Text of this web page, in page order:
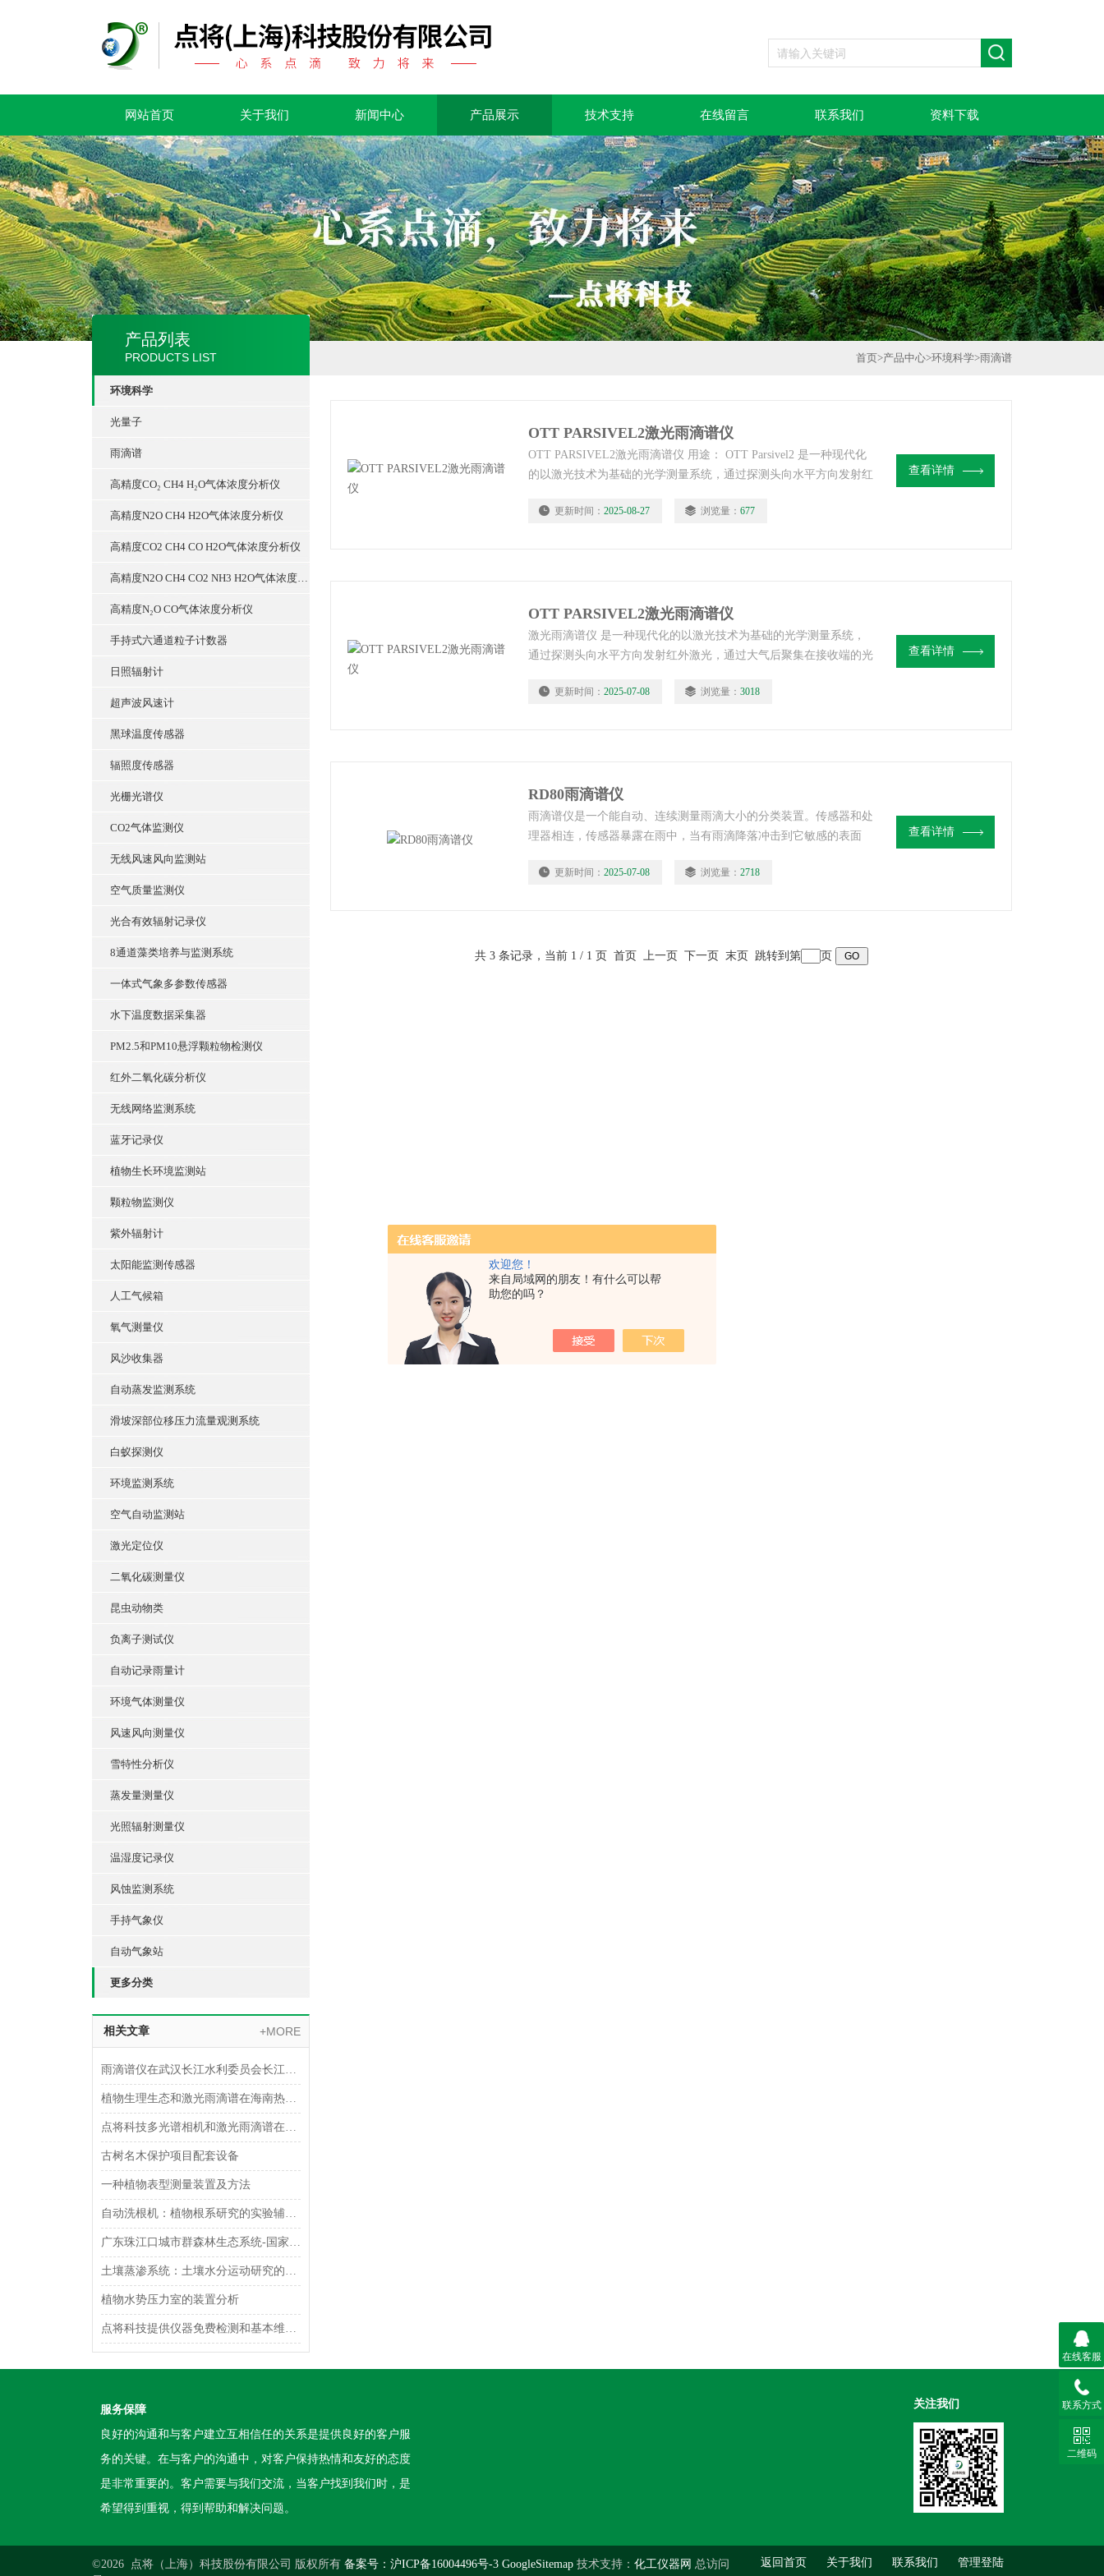
欢迎您！
来自局域网的朋友！有什么可以帮
助您的吗？
网站首页 关于我们 新闻中心 产品展示 技术支持 在线留言 联系我们 资料下载
产品列表
PRODUCTS LIST
环境科学
光量子
雨滴谱
高精度CO₂ CH4 H₂O气体浓度分析仪
高精度N2O CH4 H2O气体浓度分析仪
高精度CO2 CH4 CO H2O气体浓度分析仪
高精度N2O CH4 CO2 NH3 H2O气体浓度分析仪
高精度N₂O CO气体浓度分析仪
手持式六通道粒子计数器
日照辐射计
超声波风速计
黑球温度传感器
辐照度传感器
光栅光谱仪
CO2气体监测仪
无线风速风向监测站
空气质量监测仪
光合有效辐射记录仪
8通道藻类培养与监测系统
一体式气象多参数传感器
水下温度数据采集器
PM2.5和PM10悬浮颗粒物检测仪
红外二氧化碳分析仪
无线网络监测系统
蓝牙记录仪
植物生长环境监测站
颗粒物监测仪
紫外辐射计
太阳能监测传感器
人工气候箱
氧气测量仪
风沙收集器
自动蒸发监测系统
滑坡深部位移压力流量观测系统
白蚁探测仪
环境监测系统
空气自动监测站
激光定位仪
二氧化碳测量仪
昆虫动物类
负离子测试仪
自动记录雨量计
环境气体测量仪
风速风向测量仪
雪特性分析仪
蒸发量测量仪
光照辐射测量仪
温湿度记录仪
风蚀监测系统
手持气象仪
自动气象站
更多分类
相关文章 +MORE
雨滴谱仪在武汉长江水利委员会长江科学院进行安装培训
植物生理生态和激光雨滴谱在海南热带雨林监测中的应用
点将科技多光谱相机和激光雨滴谱在生态监测系统中的应用
古树名木保护项目配套设备
一种植物表型测量装置及方法
自动洗根机：植物根系研究的实验辅助设备
广东珠江口城市群森林生态系统-国家定位观测研究站
土壤蒸渗系统：土壤水分运动研究的综合设备
植物水势压力室的装置分析
点将科技提供仪器免费检测和基本维护的通知（二）
首页>产品中心>环境科学>雨滴谱
OTT PARSIVEL2激光雨滴谱仪
OTT PARSIVEL2激光雨滴谱仪 用途： OTT Parsivel2 是一种现代化
的以激光技术为基础的光学测量系统，通过探测头向水平方向发射红
通过测量区域时，光电二极管接收到的激光强度会发生变化，数字信
更新时间： 2025-08-27 浏览量： 677
查看详情
OTT PARSIVEL2激光雨滴谱仪
激光雨滴谱仪 是一种现代化的以激光技术为基础的光学测量系统，
通过探测头向水平方向发射红外激光，通过大气后聚集在接收端的光
激光强度会发生变化，数字信号处理器（DSP）便会通过这种变化计
更新时间： 2025-07-08 浏览量： 3018
查看详情
RD80雨滴谱仪
雨滴谱仪是一个能自动、连续测量雨滴大小的分类装置。传感器和处
理器相连，传感器暴露在雨中，当有雨滴降落冲击到它敏感的表面
理器中，脉冲被划分为127个直径等级。处理器传递数据，以一个合
更新时间： 2025-07-08 浏览量： 2718
查看详情
共 3 条记录，当前 1 / 1 页 首页 上一页 下一页 末页 跳转到第 页
服务保障
良好的沟通和与客户建立互相信任的关系是提供良好的客户服
务的关键。在与客户的沟通中，对客户保持热情和友好的态度
是非常重要的。客户需要与我们交流，当客户找到我们时，是
希望得到重视，得到帮助和解决问题。
关注我们
©2026 点将（上海）科技股份有限公司 版权所有 备案号：沪ICP备16004496号-3 GoogleSitemap 技术支持： 化工仪器网 总访问
返回首页 关于我们 联系我们 管理登陆
在线客服
联系方式
二维码